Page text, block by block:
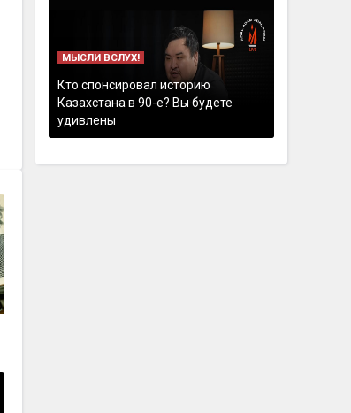
МЫСЛИ ВСЛУХ!
Кто спонсировал историю
Казахстана в 90-е? Вы будете
удивлены